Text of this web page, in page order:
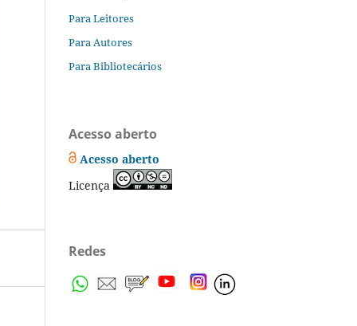
Para Leitores
Para Autores
Para Bibliotecários
Acesso aberto
Acesso aberto
Licença
Redes